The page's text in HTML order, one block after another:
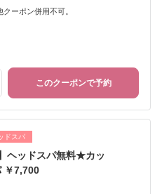
クーポン併用不可。
このクーポンで予約
ドスパ
ヘッドスパ無料★カッ
￥7,700